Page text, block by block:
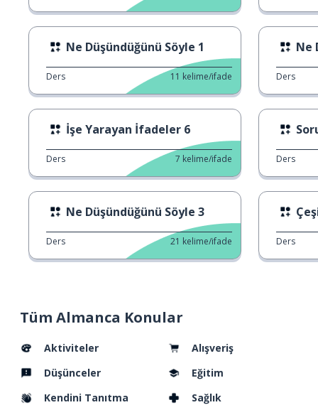
Tüm Almanca Konular
Aktiviteler
Alışveriş
Düşünceler
Eğitim
Kendini Tanıtma
Sağlık
Ne Düşündüğünü Söyle 1
Ders 11 kelime/ifade
İşe Yarayan İfadeler 6
Ders 7 kelime/ifade
Ne Düşündüğünü Söyle 3
Ders 21 kelime/ifade
Ne
Ders
Ders
Ders